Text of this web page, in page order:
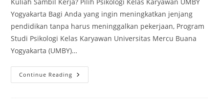
Yogyakarta Bagi Anda yang ingin meningkatkan jenjang
pendidikan tanpa harus meninggalkan pekerjaan, Program
Studi Psikologi Kelas Karyawan Universitas Mercu Buana
Yogyakarta (UMBY)…
Continue Reading Kuliah
Psikologi